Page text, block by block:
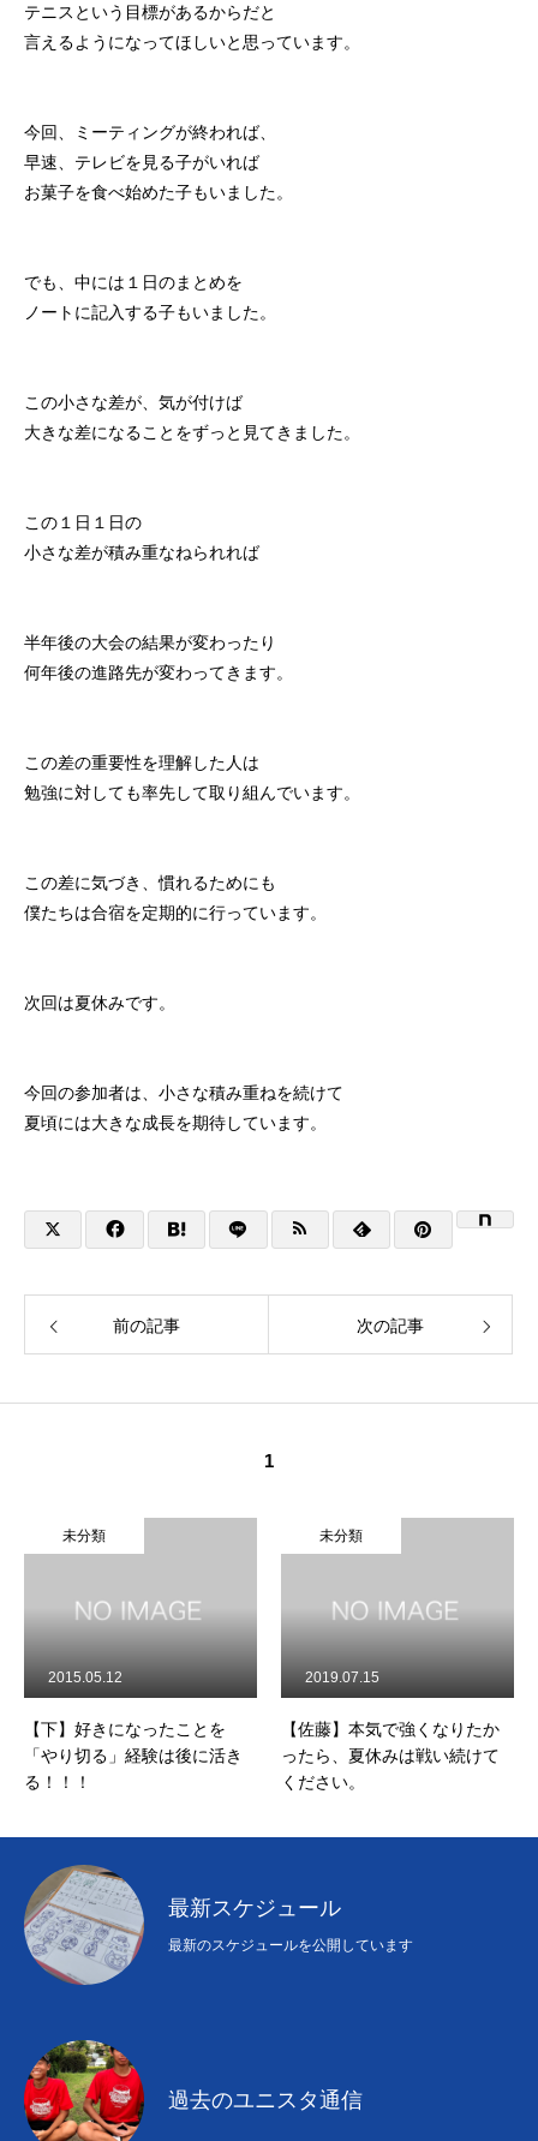
テニスという目標があるからだと
言えるようになってほしいと思っています。
今回、ミーティングが終われば、
早速、テレビを見る子がいれば
お菓子を食べ始めた子もいました。
でも、中には１日のまとめを
ノートに記入する子もいました。
この小さな差が、気が付けば
大きな差になることをずっと見てきました。
この１日１日の
小さな差が積み重なねられれば
半年後の大会の結果が変わったり
何年後の進路先が変わってきます。
この差の重要性を理解した人は
勉強に対しても率先して取り組んでいます。
この差に気づき、慣れるためにも
僕たちは合宿を定期的に行っています。
次回は夏休みです。
今回の参加者は、小さな積み重ねを続けて
夏頃には大きな成長を期待しています。
前の記事 次の記事
1
未分類
【下】好きになったことを
「やり切る」経験は後に活き
る！！！
2015.05.12
未分類
【佐藤】本気で強くなりたか
ったら、夏休みは戦い続けて
ください。
2019.07.15
最新スケジュール
最新のスケジュールを公開しています
過去のユニスタ通信